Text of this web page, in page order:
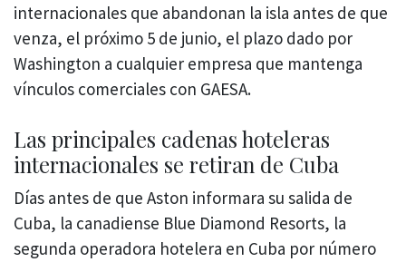
internacionales que abandonan la isla antes de que
venza, el próximo 5 de junio, el plazo dado por
Washington a cualquier empresa que mantenga
vínculos comerciales con GAESA.
Las principales cadenas hoteleras
internacionales se retiran de Cuba
Días antes de que Aston informara su salida de
Cuba, la canadiense Blue Diamond Resorts, la
segunda operadora hotelera en Cuba por número